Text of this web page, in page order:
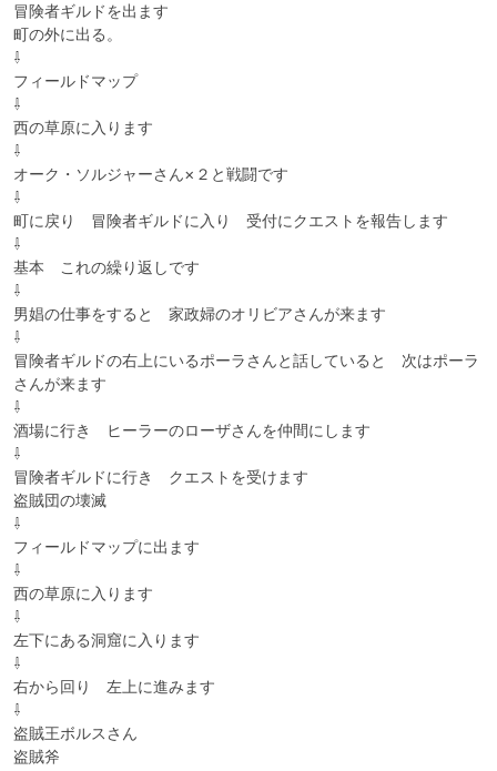
冒険者ギルドを出ます
町の外に出る。
⇩
フィールドマップ
⇩
西の草原に入ります
⇩
オーク・ソルジャーさん×２と戦闘です
⇩
町に戻り　冒険者ギルドに入り　受付にクエストを報告します
⇩
基本　これの繰り返しです
⇩
男娼の仕事をすると　家政婦のオリビアさんが来ます
⇩
冒険者ギルドの右上にいるポーラさんと話していると　次はポーラ
さんが来ます
⇩
酒場に行き　ヒーラーのローザさんを仲間にします
⇩
冒険者ギルドに行き　クエストを受けます
盗賊団の壊滅
⇩
フィールドマップに出ます
⇩
西の草原に入ります
⇩
左下にある洞窟に入ります
⇩
右から回り　左上に進みます
⇩
盗賊王ボルスさん
盗賊斧